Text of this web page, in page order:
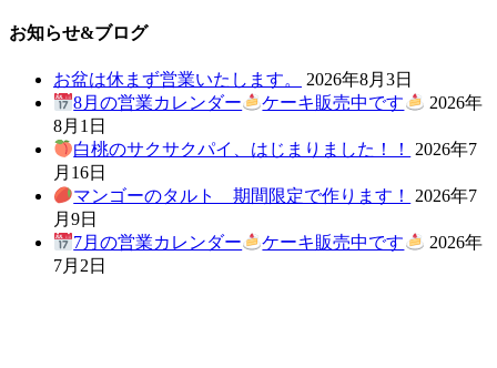
お知らせ&ブログ
お盆は休まず営業いたします。
2026年8月3日
8月の営業カレンダー
ケーキ販売中です
2026年
8月1日
白桃のサクサクパイ、はじまりました！！
2026年7
月16日
マンゴーのタルト 期間限定で作ります！
2026年7
月9日
7月の営業カレンダー
ケーキ販売中です
2026年
7月2日